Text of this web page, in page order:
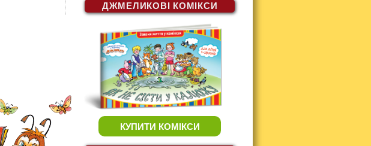
ДЖМЕЛИКОВІ КОМІКСИ
КУПИТИ КОМІКСИ